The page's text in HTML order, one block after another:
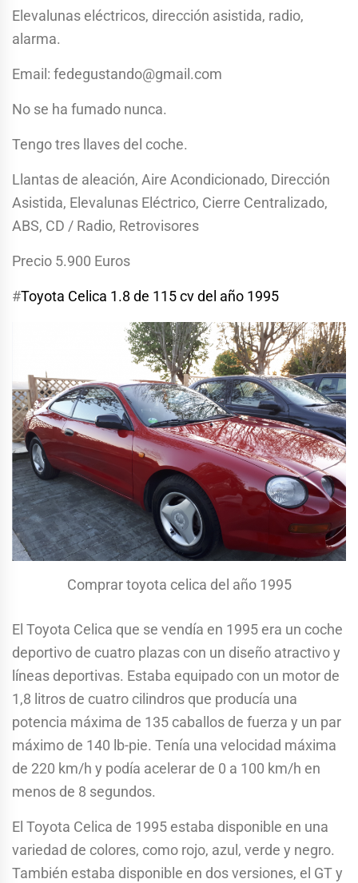
Elevalunas eléctricos, dirección asistida, radio,
alarma.
Email: fedegustando@gmail.com
No se ha fumado nunca.
Tengo tres llaves del coche.
Llantas de aleación, Aire Acondicionado, Dirección
Asistida, Elevalunas Eléctrico, Cierre Centralizado,
ABS, CD / Radio, Retrovisores
Precio 5.900 Euros
#Toyota Celica 1.8 de 115 cv del año 1995
Comprar toyota celica del año 1995
El Toyota Celica que se vendía en 1995 era un coche
deportivo de cuatro plazas con un diseño atractivo y
líneas deportivas. Estaba equipado con un motor de
1,8 litros de cuatro cilindros que producía una
potencia máxima de 135 caballos de fuerza y un par
máximo de 140 lb-pie. Tenía una velocidad máxima
de 220 km/h y podía acelerar de 0 a 100 km/h en
menos de 8 segundos.
El Toyota Celica de 1995 estaba disponible en una
variedad de colores, como rojo, azul, verde y negro.
También estaba disponible en dos versiones, el GT y